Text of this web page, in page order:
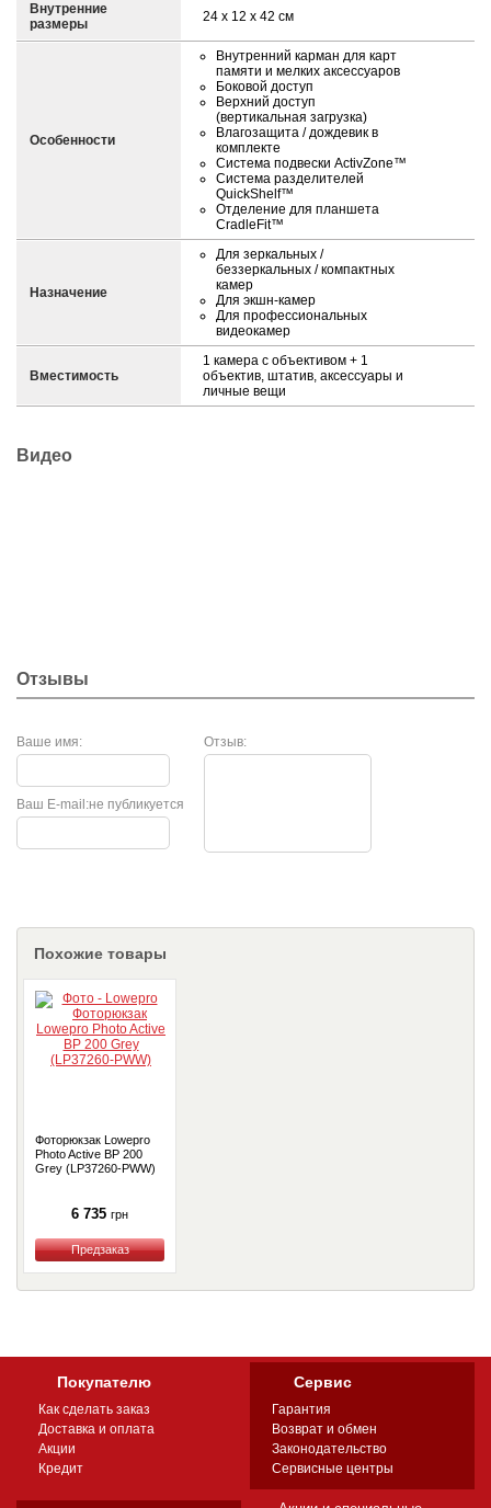
Внутренние
размеры
24 х 12 х 42 см
Особенности
Внутренний карман для карт
памяти и мелких аксессуаров
Боковой доступ
Верхний доступ
(вертикальная загрузка)
Влагозащита / дождевик в
комплекте
Система подвески ActivZone™
Система разделителей
QuickShelf™
Отделение для планшета
CradleFit™
Назначение
Для зеркальных /
беззеркальных / компактных
камер
Для экшн-камер
Для профессиональных
видеокамер
Вместимость
1 камера с объективом + 1
объектив, штатив, аксессуары и
личные вещи
Видео
Отзывы
Ваше имя: Отзыв:
не публикуется
Ваш E-mail:
Похожие товары
Фоторюкзак Lowepro
Photo Active BP 200
Grey (LP37260-PWW)
6 735 грн
Купить
Покупателю
Как сделать заказ
Доставка и оплата
Акции
Кредит
Сервис
Гарантия
Возврат и обмен
Законодательство
Сервисные центры